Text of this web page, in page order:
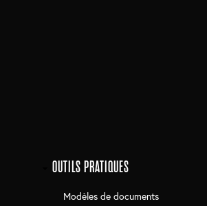
OUTILS PRATIQUES
Modèles de documents